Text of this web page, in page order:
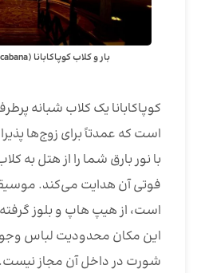
بار و کلاب کوپاکابانا (Copacabana) در گرند هیت
کوپاکابانا یک کلاب شبانه
است که عمدتاً برای زوج‌ها
فوتی آن هدایت می‌کند.
است، از هیپ هاپ و بلوز
این مکان محدودیت لباس
شورت در داخل آن مجاز نیست.